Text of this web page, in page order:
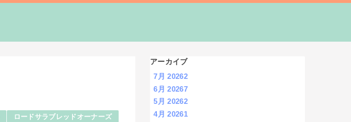
ロードサラブレッドオーナーズ
アーカイブ
7月 20262
6月 20267
5月 20262
4月 20261